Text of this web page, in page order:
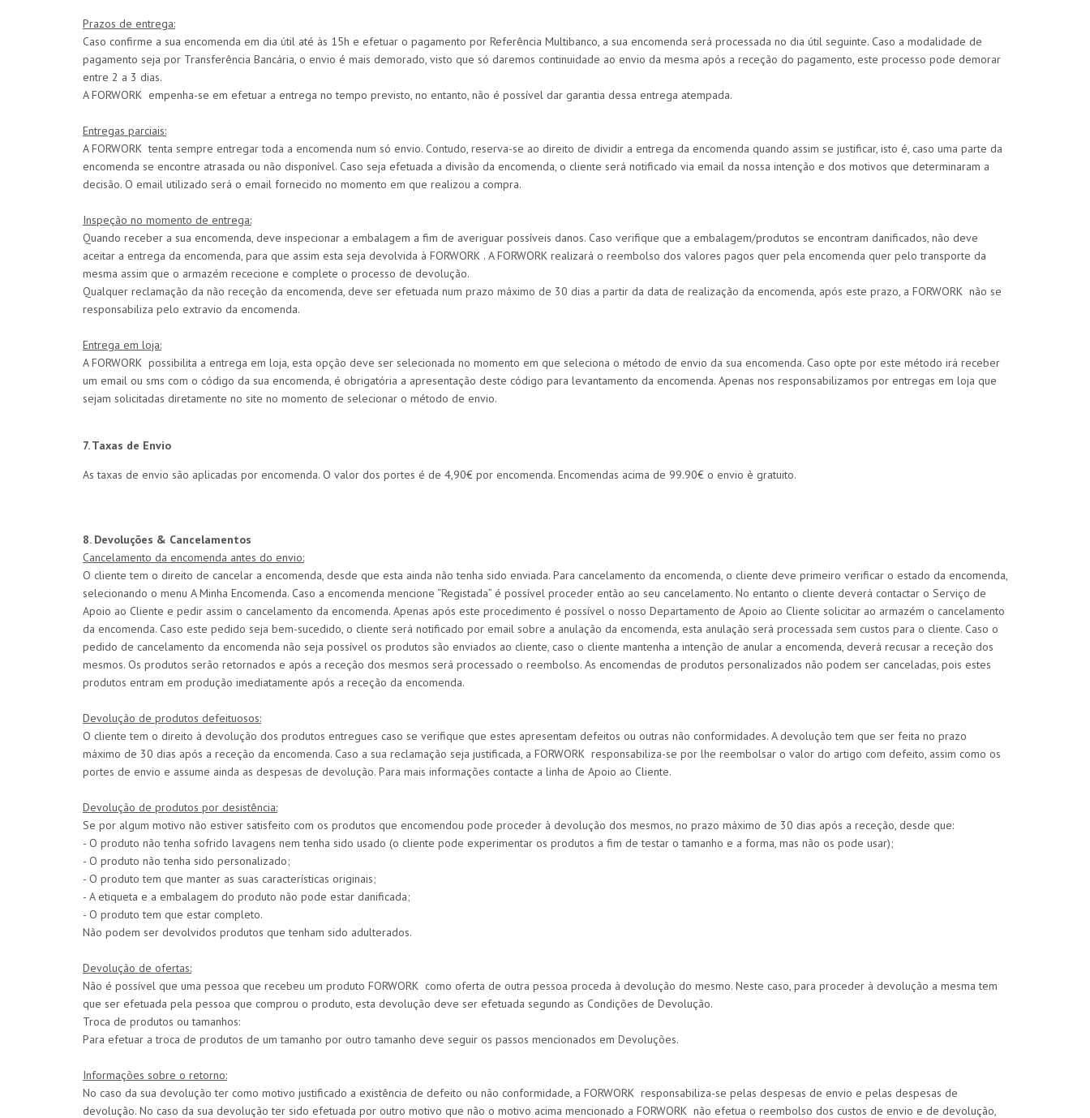
Prazos de entrega:
Caso confirme a sua encomenda em dia útil até às 15h e efetuar o pagamento por Referência Multibanco, a sua encomenda será processada no dia útil seguinte. Caso a modalidade de
pagamento seja por Transferência Bancária, o envio é mais demorado, visto que só daremos continuidade ao envio da mesma após a receção do pagamento, este processo pode demorar
entre 2 a 3 dias.
A FORWORK empenha-se em efetuar a entrega no tempo previsto, no entanto, não é possível dar garantia dessa entrega atempada.
Entregas parciais:
A FORWORK tenta sempre entregar toda a encomenda num só envio. Contudo, reserva-se ao direito de dividir a entrega da encomenda quando assim se justificar, isto é, caso uma parte da
encomenda se encontre atrasada ou não disponível. Caso seja efetuada a divisão da encomenda, o cliente será notificado via email da nossa intenção e dos motivos que determinaram a
decisão. O email utilizado será o email fornecido no momento em que realizou a compra.
Inspeção no momento de entrega:
Quando receber a sua encomenda, deve inspecionar a embalagem a fim de averiguar possíveis danos. Caso verifique que a embalagem/produtos se encontram danificados, não deve
aceitar a entrega da encomenda, para que assim esta seja devolvida à FORWORK . A FORWORK realizará o reembolso dos valores pagos quer pela encomenda quer pelo transporte da
mesma assim que o armazém rececione e complete o processo de devolução.
Qualquer reclamação da não receção da encomenda, deve ser efetuada num prazo máximo de 30 dias a partir da data de realização da encomenda, após este prazo, a FORWORK não se
responsabiliza pelo extravio da encomenda.
Entrega em loja:
A FORWORK possibilita a entrega em loja, esta opção deve ser selecionada no momento em que seleciona o método de envio da sua encomenda. Caso opte por este método irá receber
um email ou sms com o código da sua encomenda, é obrigatória a apresentação deste código para levantamento da encomenda. Apenas nos responsabilizamos por entregas em loja que
sejam solicitadas diretamente no site no momento de selecionar o método de envio.
7. Taxas de Envio
As taxas de envio são aplicadas por encomenda. O valor dos portes é de 4,90€ por encomenda. Encomendas acima de 99.90€ o envio è gratuito.
8. Devoluções & Cancelamentos
Cancelamento da encomenda antes do envio:
O cliente tem o direito de cancelar a encomenda, desde que esta ainda não tenha sido enviada. Para cancelamento da encomenda, o cliente deve primeiro verificar o estado da encomenda,
selecionando o menu A Minha Encomenda. Caso a encomenda mencione “Registada” é possível proceder então ao seu cancelamento. No entanto o cliente deverá contactar o Serviço de
Apoio ao Cliente e pedir assim o cancelamento da encomenda. Apenas após este procedimento é possível o nosso Departamento de Apoio ao Cliente solicitar ao armazém o cancelamento
da encomenda. Caso este pedido seja bem-sucedido, o cliente será notificado por email sobre a anulação da encomenda, esta anulação será processada sem custos para o cliente. Caso o
pedido de cancelamento da encomenda não seja possível os produtos são enviados ao cliente, caso o cliente mantenha a intenção de anular a encomenda, deverá recusar a receção dos
mesmos. Os produtos serão retornados e após a receção dos mesmos será processado o reembolso. As encomendas de produtos personalizados não podem ser canceladas, pois estes
produtos entram em produção imediatamente após a receção da encomenda.
Devolução de produtos defeituosos:
O cliente tem o direito à devolução dos produtos entregues caso se verifique que estes apresentam defeitos ou outras não conformidades. A devolução tem que ser feita no prazo
máximo de 30 dias após a receção da encomenda. Caso a sua reclamação seja justificada, a FORWORK responsabiliza-se por lhe reembolsar o valor do artigo com defeito, assim como os
portes de envio e assume ainda as despesas de devolução. Para mais informações contacte a linha de Apoio ao Cliente.
Devolução de produtos por desistência:
Se por algum motivo não estiver satisfeito com os produtos que encomendou pode proceder à devolução dos mesmos, no prazo máximo de 30 dias após a receção, desde que:
- O produto não tenha sofrido lavagens nem tenha sido usado (o cliente pode experimentar os produtos a fim de testar o tamanho e a forma, mas não os pode usar);
- O produto não tenha sido personalizado;
- O produto tem que manter as suas características originais;
- A etiqueta e a embalagem do produto não pode estar danificada;
- O produto tem que estar completo.
Não podem ser devolvidos produtos que tenham sido adulterados.
Devolução de ofertas:
Não é possível que uma pessoa que recebeu um produto FORWORK como oferta de outra pessoa proceda à devolução do mesmo. Neste caso, para proceder à devolução a mesma tem
que ser efetuada pela pessoa que comprou o produto, esta devolução deve ser efetuada segundo as Condições de Devolução.
Troca de produtos ou tamanhos:
Para efetuar a troca de produtos de um tamanho por outro tamanho deve seguir os passos mencionados em Devoluções.
Informações sobre o retorno:
No caso da sua devolução ter como motivo justificado a existência de defeito ou não conformidade, a FORWORK responsabiliza-se pelas despesas de envio e pelas despesas de
devolução. No caso da sua devolução ter sido efetuada por outro motivo que não o motivo acima mencionado a FORWORK não efetua o reembolso dos custos de envio e de devolução,